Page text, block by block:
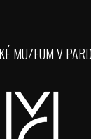
MUZEUM V